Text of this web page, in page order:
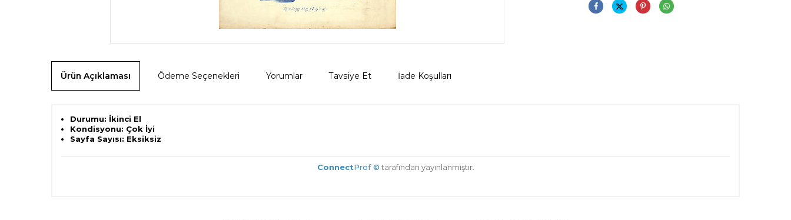
Ürün Açıklaması Ödeme Seçenekleri Yorumlar Tavsiye Et İade Koşulları
Durumu: İkinci El
Kondisyonu: Çok İyi
Sayfa Sayısı: Eksiksiz
ConnectProf © tarafından yayınlanmıştır.